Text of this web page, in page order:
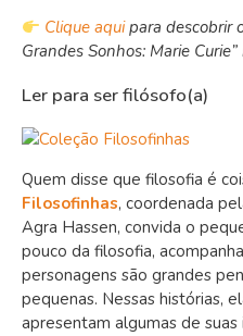
Clique aquipara descobrir
Grandes Sonhos: Marie
Ler para ser filósofo(a)
Quem disse que filosofia é
Filosofinhas, coordenada
Agra Hassen, convida o
pouco da filosofia,
personagens são grandes
pequenas. Nessas histórias,
apresentam algumas de suas